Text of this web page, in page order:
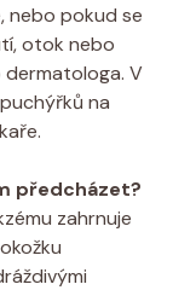
nebo pokud se
otok nebo
V
na
předcházet?
zahrnuje